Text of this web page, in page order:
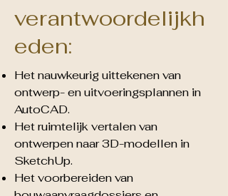
verantwoordelijkh
eden:
Het nauwkeurig uittekenen van
ontwerp- en uitvoeringsplannen in
AutoCAD.
Het ruimtelijk vertalen van
ontwerpen naar 3D-modellen in
SketchUp.
Het voorbereiden van